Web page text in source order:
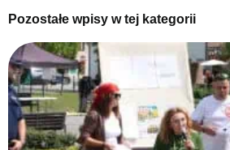
Pozostałe wpisy w tej kategorii